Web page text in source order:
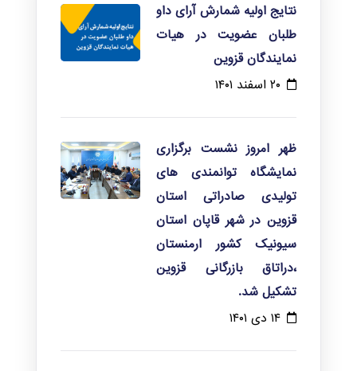
نتایج اولیه شمارش آرای داو
طلبان عضویت در هیات
نمایندگان قزوین
۲۰ اسفند ۱۴۰۱
ظهر امروز نشست برگزاری
نمایشگاه توانمندی های
تولیدی صادراتی استان
قزوین در شهر قاپان استان
سیونیک کشور ارمنستان
،دراتاق بازرگانی قزوین
تشکیل شد.
۱۴ دی ۱۴۰۱